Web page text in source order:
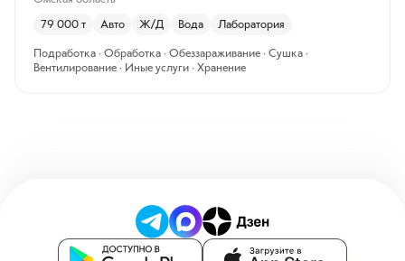
79 000 т Авто Ж/Д Вода Лаборатория
Подработка · Обработка · Обеззараживание · Сушка ·
Вентилирование · Иные услуги · Хранение